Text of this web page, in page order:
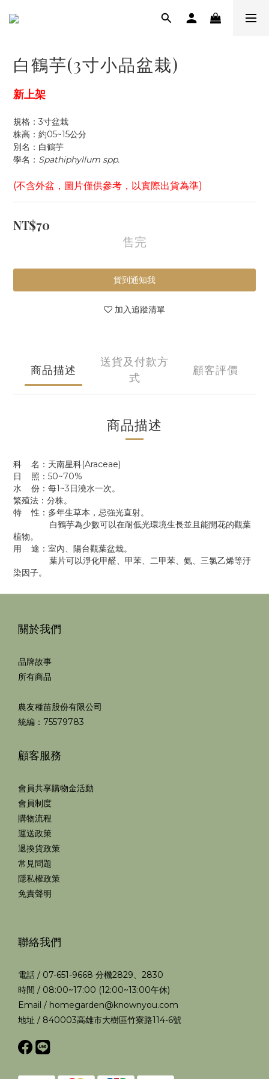
白鶴芋(3寸小品盆栽)
新上架
規格：3寸盆栽
株高：約05~15公分
別名：白鶴芋
學名： Spathiphyllum spp.
(不含外盆，圖片僅供參考，以實際出貨為準)
NT$70
售完
貨到通知我
加入追蹤清單
商品描述
送貨及付款方
式
顧客評價
商品描述
科 名：天南星科(Araceae)
日 照：50~70%
水 份：每1~3日澆水一次。
繁殖法：分株。
特 性：多年生草本，忌強光直射。
白鶴芋為少數可以在耐低光環境生長並且能開花的觀葉
植物。
用 途：室內、陽台觀葉盆栽。
葉片可以淨化甲醛、甲苯、二甲苯、氨、三氯乙烯等汙
染因子。
關於我們
品牌故事
所有商品
農友種苗股份有限公司
統編：75579783
顧客服務
會員共享購物金活動
會員制度
購物流程
運送政策
退換貨政策
常見問題
隱私權政策
免責聲明
聯絡我們
電話 / 07-651-9668 分機2829、2830
時間 / 08:00~17:00 (12:00~13:00午休)
Email / homegarden@knownyou.com
地址 / 840003高雄市大樹區竹寮路114-6號